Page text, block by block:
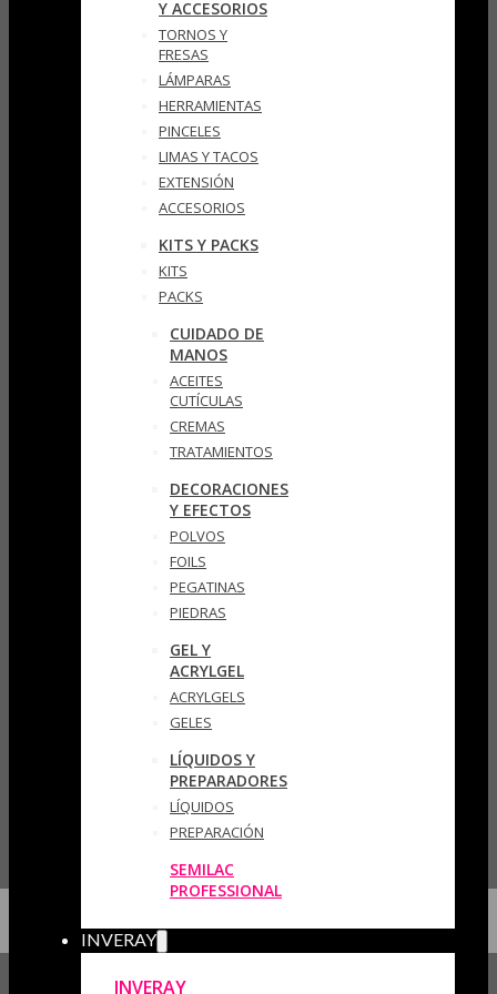
Y ACCESORIOS
TORNOS Y
FRESAS
LÁMPARAS
HERRAMIENTAS
PINCELES
LIMAS Y TACOS
EXTENSIÓN
ACCESORIOS
KITS Y PACKS
KITS
PACKS
CUIDADO DE
MANOS
ACEITES
CUTÍCULAS
CREMAS
TRATAMIENTOS
DECORACIONES
Y EFECTOS
POLVOS
FOILS
PEGATINAS
PIEDRAS
GEL Y
ACRYLGEL
ACRYLGELS
GELES
LÍQUIDOS Y
PREPARADORES
LÍQUIDOS
PREPARACIÓN
SEMILAC
PROFESSIONAL
INVERAY
INVERAY